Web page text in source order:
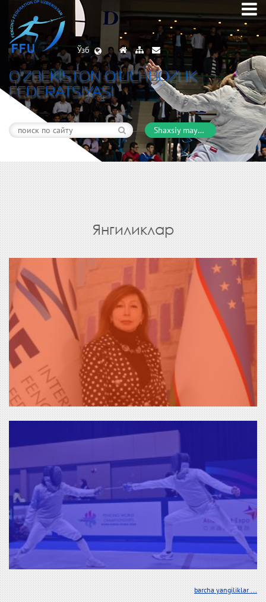
Ўзб
O’ZBEKISTON QILICHBOZLIK
FEDERATSIYASI
Shaxsiy maydon
Янгиликлар
barcha yangiliklar ...